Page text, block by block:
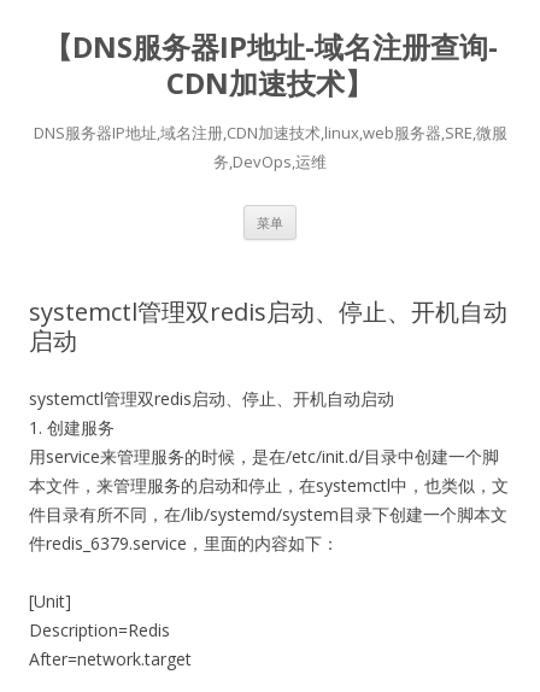
【DNS服务器IP地址-域名注册查询-
CDN加速技术】
DNS服务器IP地址,域名注册,CDN加速技术,linux,web服务器,SRE,微服
务,DevOps,运维
菜单
systemctl管理双redis启动、停止、开机自动
启动
systemctl管理双redis启动、停止、开机自动启动
1. 创建服务
用service来管理服务的时候，是在/etc/init.d/目录中创建一个脚
本文件，来管理服务的启动和停止，在systemctl中，也类似，文
件目录有所不同，在/lib/systemd/system目录下创建一个脚本文
件redis_6379.service，里面的内容如下：
[Unit]
Description=Redis
After=network.target